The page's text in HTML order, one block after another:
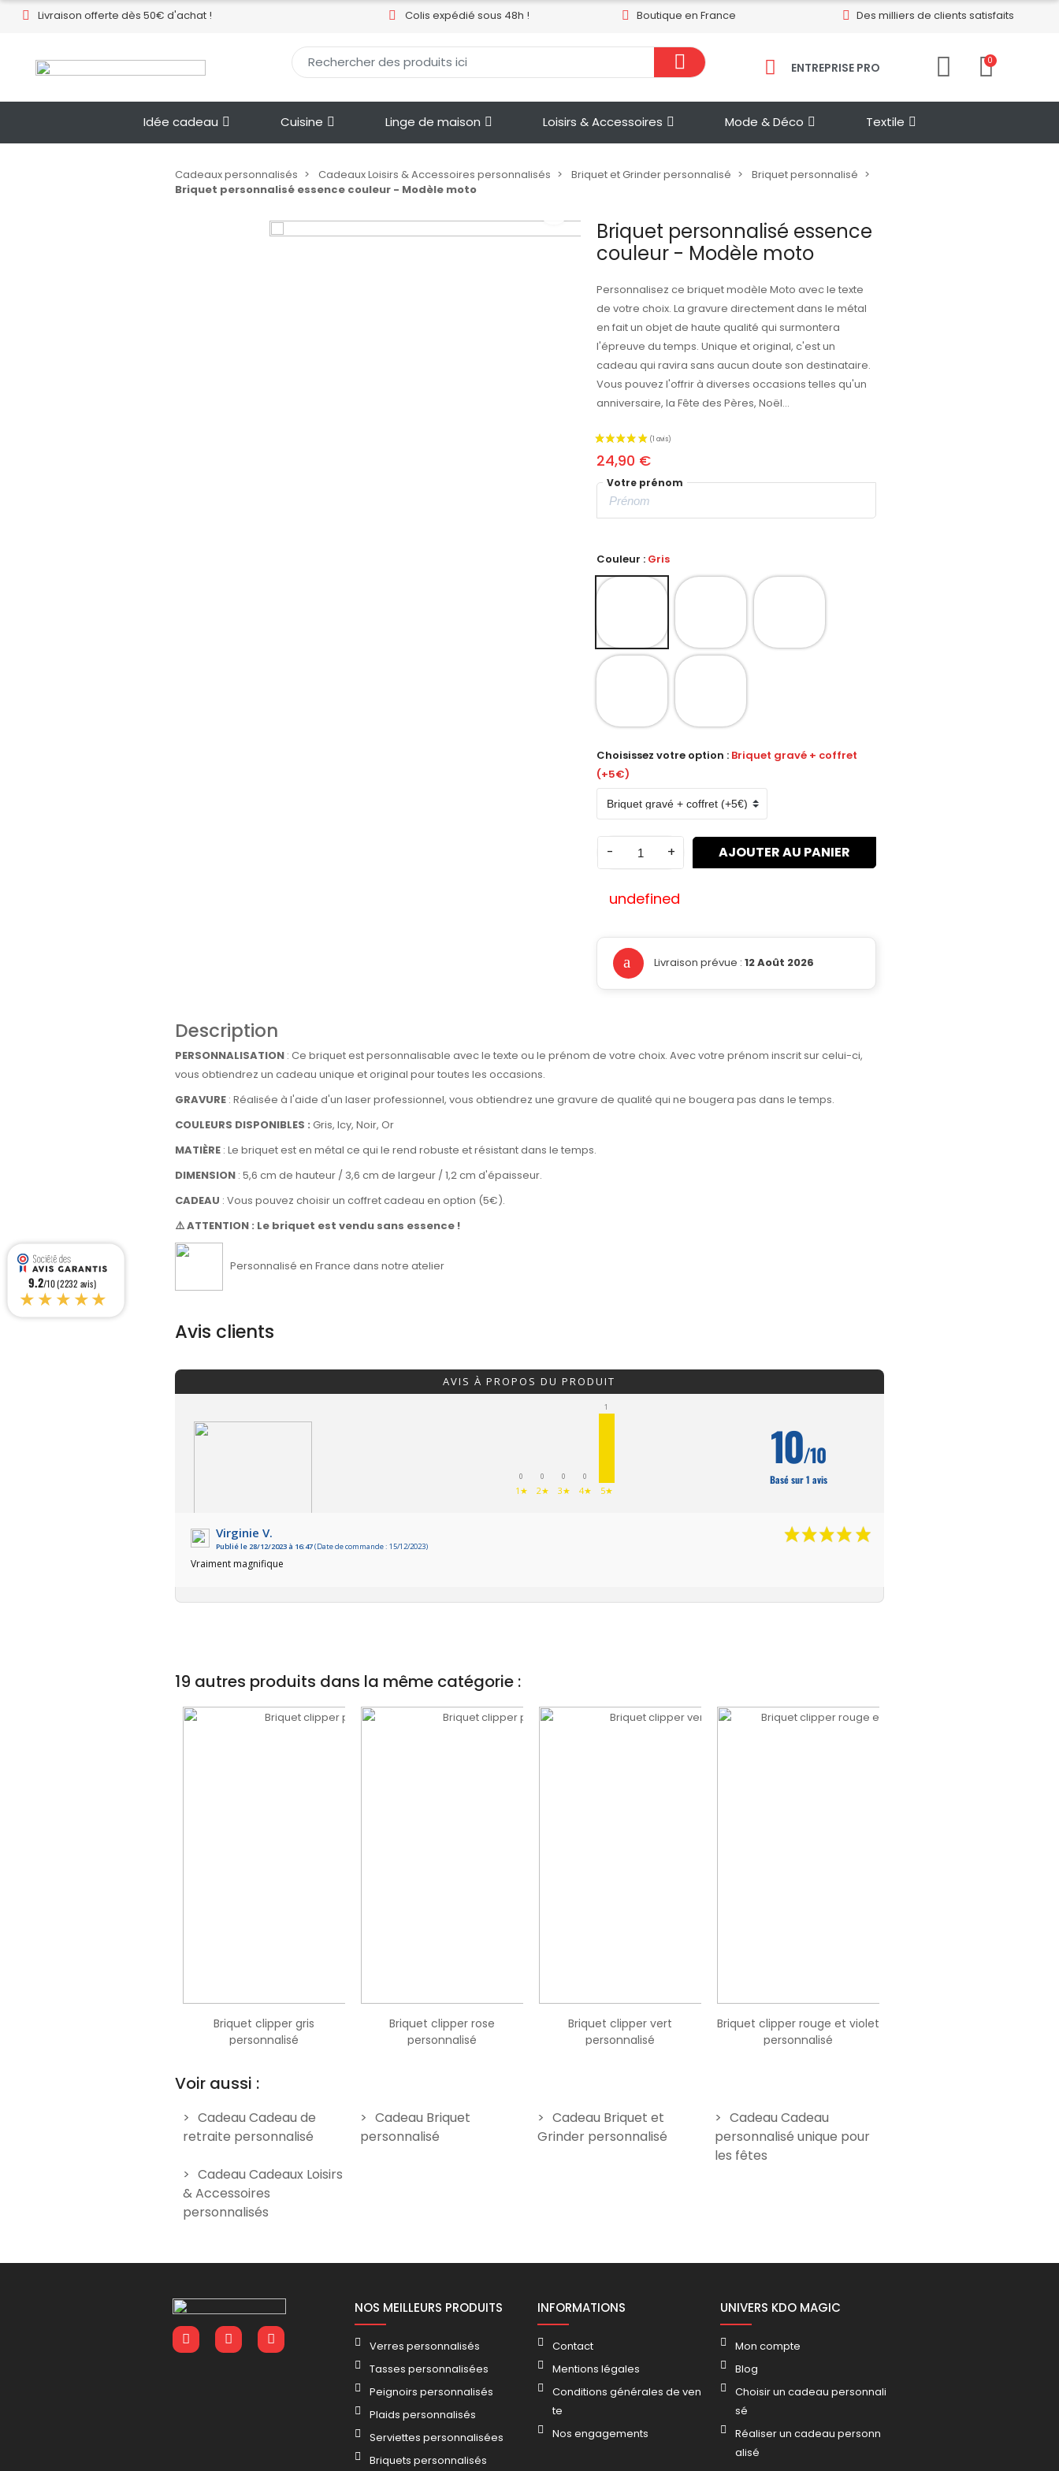
Livraison offerte dès 50€ d'achat !​ Colis expédié sous 48h ! Boutique en France Des milliers de clients satisfaits
ENTREPRISE PRO​ 0
Idée cadeau Cuisine Linge de maison Loisirs & Accessoires Mode & Déco Textile
Cadeaux personnalisés Cadeaux Loisirs & Accessoires personnalisés Briquet et Grinder personnalisé
Briquet personnalisé
Briquet personnalisé essence couleur - Modèle moto
Briquet personnalisé essence
couleur - Modèle moto
Personnalisez ce briquet modèle Moto avec le texte
de votre choix. La gravure directement dans le métal
en fait un objet de haute qualité qui surmontera
l'épreuve du temps. Unique et original, c'est un
cadeau qui ravira sans aucun doute son destinataire.
Vous pouvez l'offrir à diverses occasions telles qu'un
anniversaire, la Fête des Pères, Noël...
24,90 €
Votre prénom
Couleur : Gris
Choisissez votre option : Briquet gravé + coffret
(+5€)
- + AJOUTER AU PANIER
undefined
Livraison prévue : 12 Août 2026
Description
PERSONNALISATION: Ce briquet est personnalisable avec le texte ou le prénom de votre choix. Avec votre prénom inscrit sur celui-ci,
vous obtiendrez un cadeau unique et original pour toutes les occasions.
GRAVURE: Réalisée à l'aide d'un laser professionnel, vous obtiendrez une gravure de qualité qui ne bougera pas dans le temps.
COULEURS DISPONIBLES : Gris, Icy, Noir, Or
MATIÈRE: Le briquet est en métal ce qui le rend robuste et résistant dans le temps.
DIMENSION: 5,6 cm de hauteur / 3,6 cm de largeur / 1,2 cm d'épaisseur.
CADEAU : Vous pouvez choisir un coffret cadeau en option (5€).
⚠️ ATTENTION : Le briquet est vendu sans essence !
Personnalisé en France dans notre atelier
Avis clients
AVIS À PROPOS DU PRODUIT
VOIR L'ATTESTATION
0
1★
0
2★
0
3★
0
4★
1
5★
10/10
Basé sur 1 avis
Virginie V.
Publié le 28/12/2023 à 16:47(Date de commande : 15/12/2023)
Vraiment magnifique
19 autres produits dans la même catégorie :
Briquet clipper gris
personnalisé
Briquet clipper rose
personnalisé
Briquet clipper vert
personnalisé
Briquet clipper rouge et violet
personnalisé
Voir aussi :
Cadeau Cadeau de
retraite personnalisé
Cadeau Briquet
personnalisé
Cadeau Briquet et
Grinder personnalisé
Cadeau Cadeau
personnalisé unique pour
les fêtes
Cadeau Cadeaux Loisirs
& Accessoires
personnalisés
NOS MEILLEURS PRODUITS
Verres personnalisés
Tasses personnalisées
Peignoirs personnalisés
Plaids personnalisés
Serviettes personnalisées
Briquets personnalisés
INFORMATIONS
Contact
Mentions légales
Conditions générales de ven
te
Nos engagements
UNIVERS KDO MAGIC
Mon compte
Blog
Choisir un cadeau personnali
sé
Réaliser un cadeau personn
alisé
9.2/10 (2232 avis)
★★★★★